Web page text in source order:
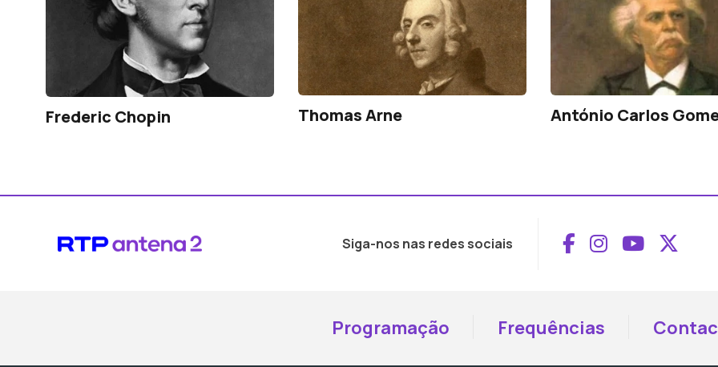
Frederic Chopin Thomas Arne António Carlos
Siga-nos nas redes sociais Aceder ao
Aceder ao
Aceder
Programação Frequências